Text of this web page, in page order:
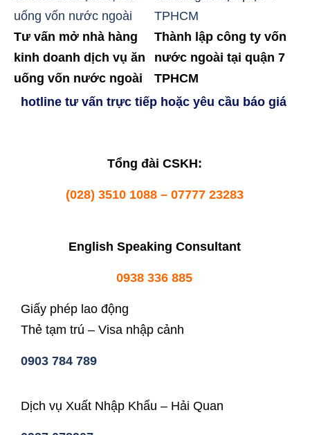
Tư vấn mở nhà hàng
kinh doanh dịch vụ ăn
uống vốn nước ngoài
Thành lập công ty vốn
nước ngoài tại quận 7
TPHCM
hotline tư vấn trực tiếp hoặc yêu cầu báo giá
Tổng đài CSKH:
(028) 3510 1088 – 07777 23283
English Speaking Consultant
0938 336 885
Giấy phép lao động
Thẻ tạm trú – Visa nhập cảnh
0903 784 789
Dịch vụ Xuất Nhập Khẩu – Hải Quan